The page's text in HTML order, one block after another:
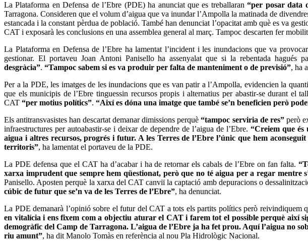
La Plataforma en Defensa de l’Ebre (PDE) ha anunciat que es treballaran“per posar data
Tarragona. Consideren que el volum d’aigua que va inundar l’Ampolla la matinada de
estancada i la constant pèrdua de població. També han denunciat l’opacitat amb què es va
CAT i exposarà les conclusions en una assemblea general al març. Tampoc descarten fer
La Plataforma en Defensa de l’Ebre ha lamentat l’incident i les inundacions que va
gestionar. El portaveu Joan Antoni Panisello ha assenyalat que si la rebentada
desgràcia”. “Tampoc sabem si es va produir per falta de manteniment o de previsió”, ha
Per a la PDE, les imatges de les inundacions que es van patir a l’Ampolla, evidencien la
que els municipis de l’Ebre tinguessin recursos propis i alternatius per abastir-se durant el
CAT “per motius polítics”. “Així es dóna una imatge que també se’n beneficien però
Els antitransvasistes han descartat demanar dimissions perquè“tampoc serviria de res”però
infraestructures per autoabastir-se i deixar de dependre de l’aigua de l’Ebre.“Creiem que
aigua i altres recursos, progrés i futur. A les Terres de l’Ebre l’únic que hem
territoris”, ha lamentat el portaveu de la PDE.
La PDE defensa que el CAT ha d’acabar i ha de retornar els cabals de l’Ebre on fan falta.
xarxa imprudent que sempre hem qüestionat, però que no té aigua per a regar mentre
Panisello. Aposten perquè la xarxa del CAT canviï la captació amb depuracions o
cúbic de futur que se’n va de les Terres de l’Ebre”, ha denunciat.
La PDE demanarà l’opinió sobre el futur del CAT a tots els partits polítics però
en vitalícia i ens fixem com a objectiu aturar el CAT i farem tot el possible perquè així
demogràfic del Camp de Tarragona. L’aigua de l’Ebre ja ha fet prou. Aquí l’aigua no
riu amunt”, ha dit Manolo Tomàs en referència al nou Pla Hidrològic Nacional.